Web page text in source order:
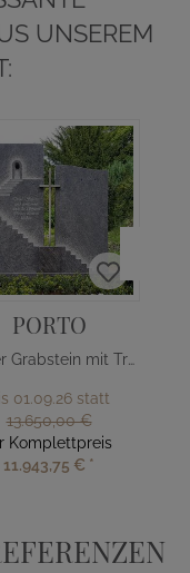
UNSEREM
PORTO
Großer Grabstein mit Treppe & Kreuz
01.09.26 statt
13.650,00 €
Komplettpreis
11.943,75 € *